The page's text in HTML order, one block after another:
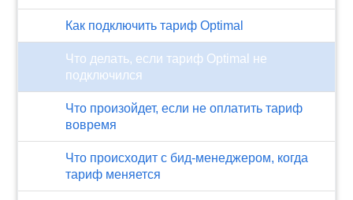
Как подключить тариф Optimal
Что делать, если тариф Optimal не
подключился
Что произойдет, если не оплатить тариф
вовремя
Что происходит с бид-менеджером, когда
тариф меняется